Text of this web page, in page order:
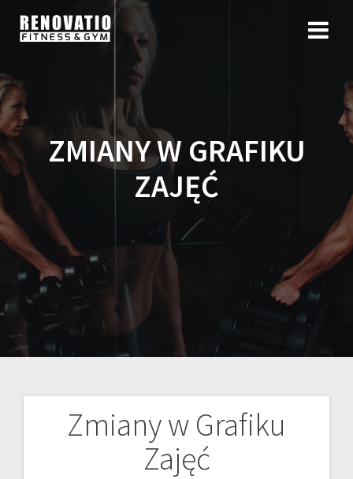
ZMIANY W GRAFIKU
ZAJĘĆ
Zmiany w Grafiku
Zajęć